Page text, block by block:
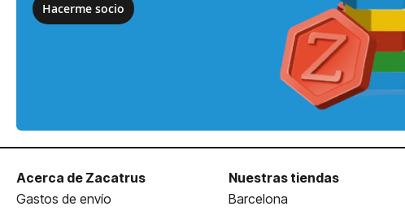
Hacerme socio
Acerca de Zacatrus
Gastos de envío
Nuestras tiendas
Barcelona